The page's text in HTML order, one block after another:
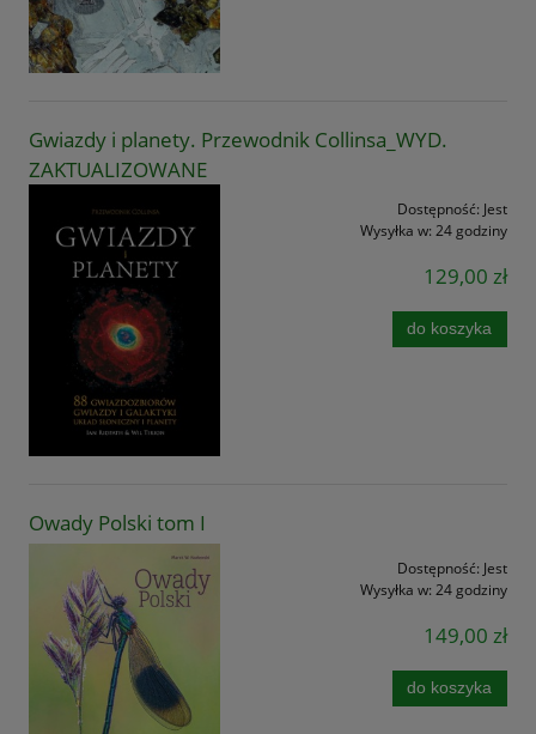
Gwiazdy i planety. Przewodnik Collinsa_WYD.
ZAKTUALIZOWANE
Dostępność: Jest
Wysyłka w: 24 godziny
129,00 zł
do koszyka
Owady Polski tom I
Dostępność: Jest
Wysyłka w: 24 godziny
149,00 zł
do koszyka